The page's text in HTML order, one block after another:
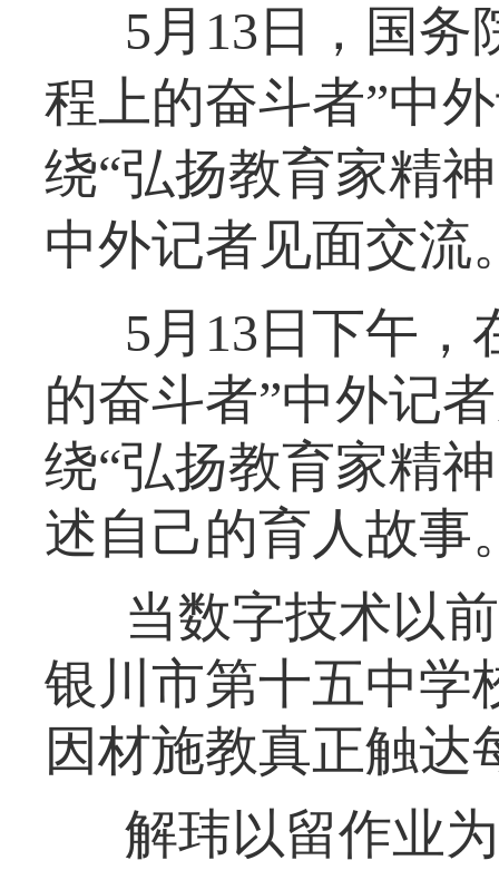
5月13日，国务
程上的奋斗者”中
绕“弘扬教育家精
中外记者见面交流
5月13日下午，
的奋斗者”中外记
绕“弘扬教育家精
述自己的育人故事
当数字技术以
银川市第十五中学
因材施教真正触达
解玮以留作业